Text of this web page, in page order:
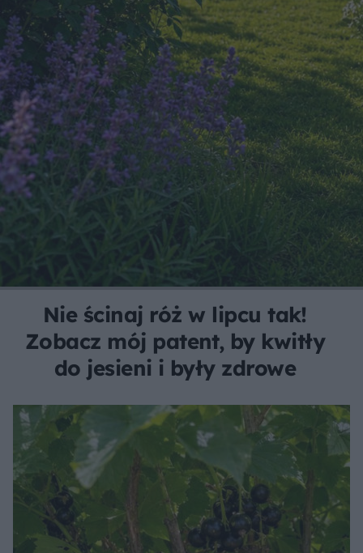
Nie ścinaj róż w lipcu tak!
Zobacz mój patent, by kwitły
do jesieni i były zdrowe